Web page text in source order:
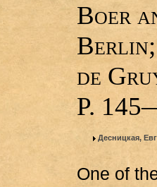
Boer
de
P.
Десницкая,
One of